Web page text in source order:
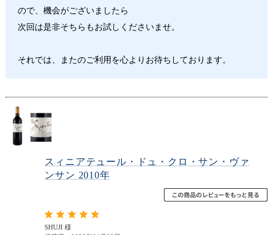
ので、機会がございましたら
次回は是非そちらもお試しくださいませ。
それでは、またのご利用を心よりお待ちしております。
スィニアテュール・ドュ・クロ・サン・ヴァ
ンサン 2010年
SHUJI 様